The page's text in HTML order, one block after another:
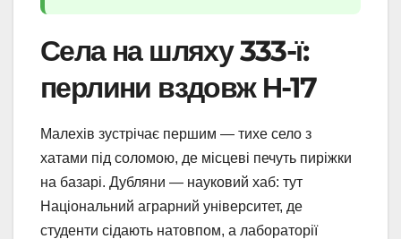
Села на шляху 333-ї:
перлини вздовж Н-17
Малехів зустрічає першим — тихе село з
хатами під соломою, де місцеві печуть пиріжки
на базарі. Дубляни — науковий хаб: тут
Національний аграрний університет, де
студенти сідають натовпом, а лабораторії